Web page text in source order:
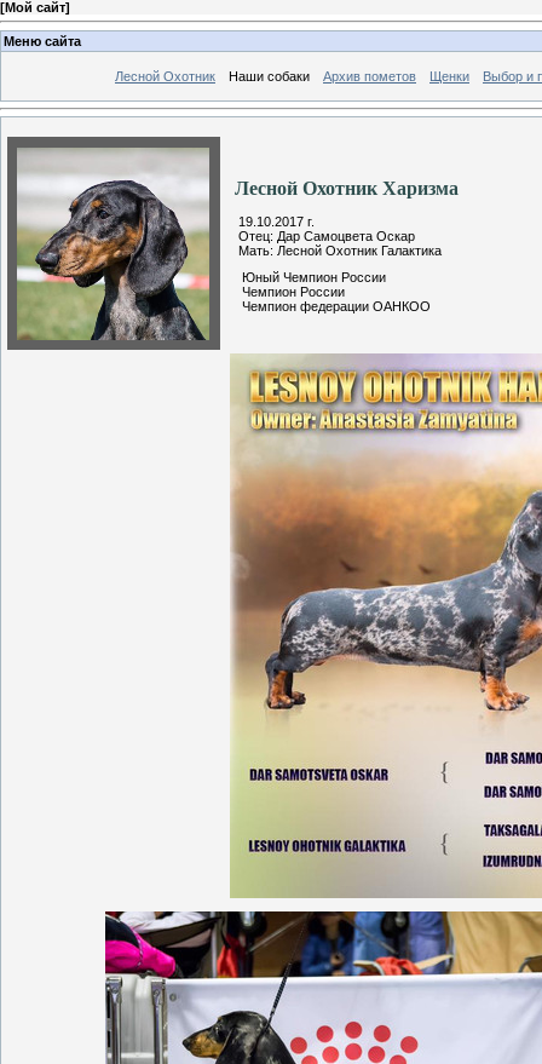
[Мой сайт]
Меню сайта
Лесной Охотник Наши собаки Архив пометов Щенки Выбор и
Лесной Охотник Харизма
19.10.2017 г.
Отец: Дар Самоцвета Оскар
Мать: Лесной Охотник Галактика
Юный Чемпион России
Чемпион России
Чемпион федерации ОАНКОО